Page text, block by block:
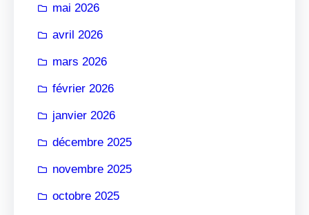
mai 2026
avril 2026
mars 2026
février 2026
janvier 2026
décembre 2025
novembre 2025
octobre 2025